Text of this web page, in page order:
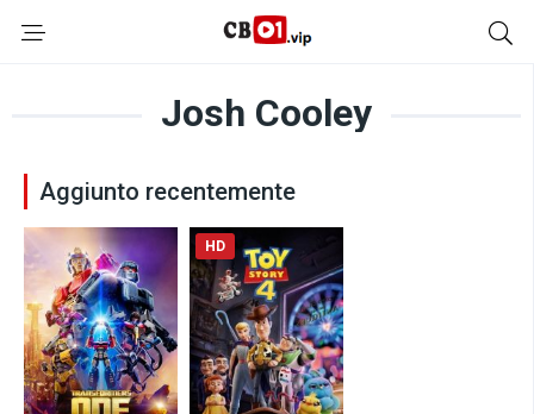
Josh Cooley
Aggiunto recentemente
HD